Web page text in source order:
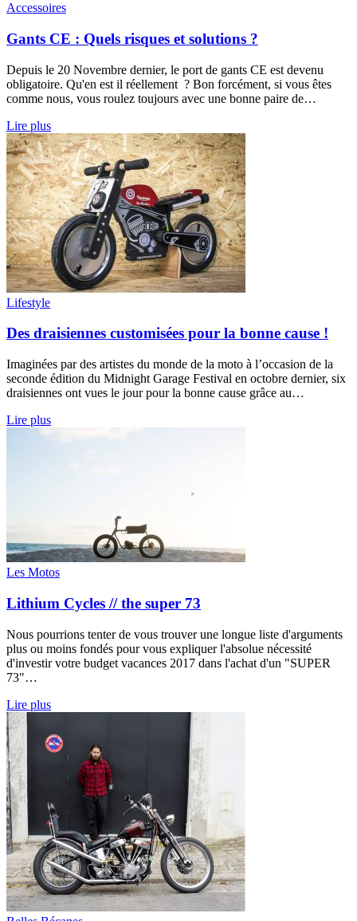
Accessoires
Gants CE : Quels risques et solutions ?
Depuis le 20 Novembre dernier, le port de gants CE est devenu
obligatoire. Qu'en est il réellement ? Bon forcément, si vous êtes
comme nous, vous roulez toujours avec une bonne paire de…
Lire plus
Lifestyle
Des draisiennes customisées pour la bonne cause !
Imaginées par des artistes du monde de la moto à l’occasion de la
seconde édition du Midnight Garage Festival en octobre dernier, six
draisiennes ont vues le jour pour la bonne cause grâce au…
Lire plus
Les Motos
Lithium Cycles // the super 73
Nous pourrions tenter de vous trouver une longue liste d'arguments
plus ou moins fondés pour vous expliquer l'absolue nécessité
d'investir votre budget vacances 2017 dans l'achat d'un "SUPER
73"…
Lire plus